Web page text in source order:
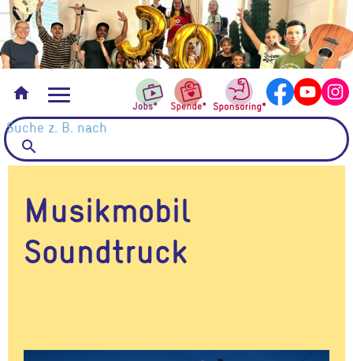
home
search
Vermietungen
Musikmobil
Soundtruck